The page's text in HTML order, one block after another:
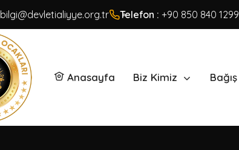
bilgi@devletialiyye.org.tr Telefon : +90 850 840 1299
Anasayfa Biz Kimiz Bağış